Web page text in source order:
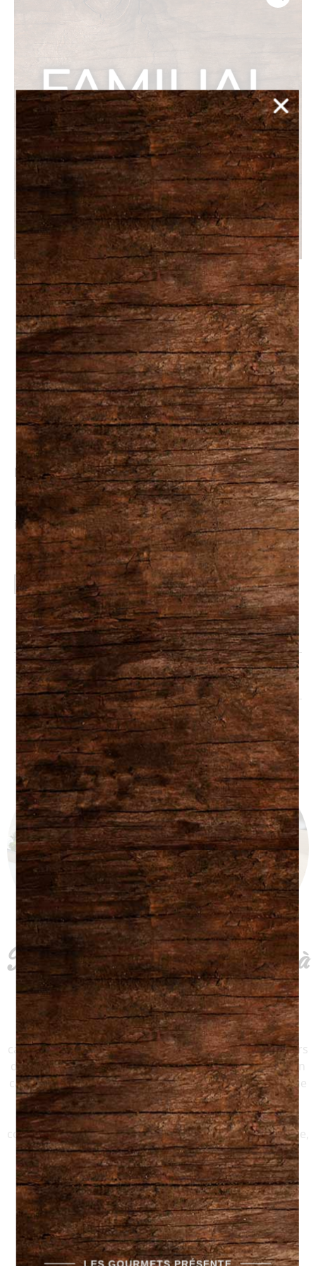
Familial #1: Hamburger
steak aux champignons, sauce
au poivre vert
42.95$
Menu Familial #1
Choisir la quantité de plats désirée pour cet
item.
AJOUTER AU PANIER
Partagez
Des fromages d'ici et d'ailleurs à
découvrir
La magie des fromages du Québec réside dans leur
capacité à transporter vos papilles à travers des saveurs
distinctes et inoubliables. De la douceur crémeuse d’un
camembert local à la puissance d’un bleu affiné, chaque
fromage est une découverte. Mais notre passion ne
s’arrête pas là : notre assortiment de charcuteries
complète parfaitement ces délices fromagers. Ensemble,
ils forment un duo harmonieux, capturant l’essence
même de notre belle province.
Fromages & Charcuteries
LES GOURMETS PRÉSENTE